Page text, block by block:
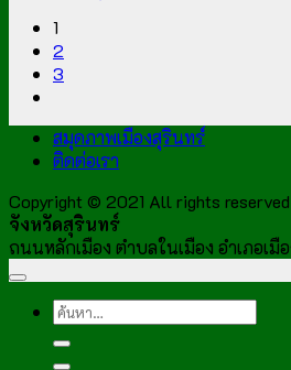
1
2
3
สมุดภาพเมืองสุรินทร์
ติดต่อเรา
Copyright © 2021 All rights reserved
จังหวัดสุรินทร์
ถนนหลักเมือง ตำบลในเมือง อำเภอเ